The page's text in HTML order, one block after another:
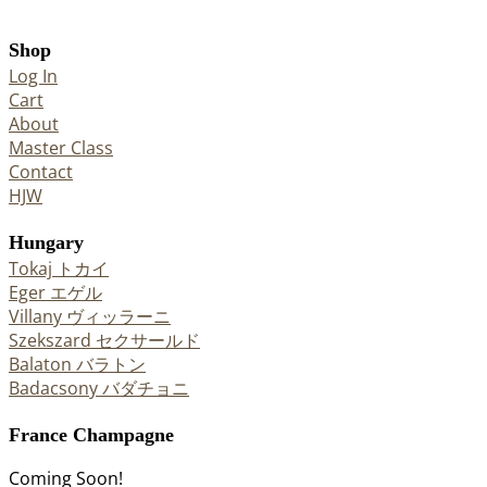
Shop
Log In
Cart
About
Master Class
Contact
HJW
Hungary
Tokaj トカイ
Eger エゲル
Villany ヴィッラーニ
Szekszard セクサールド
Balaton バラトン
Badacsony バダチョニ
France Champagne
Coming Soon!